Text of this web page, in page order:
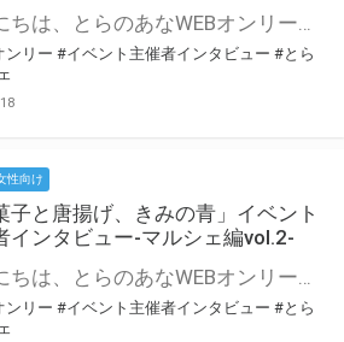
こんにちは、とらのあなWEBオンリー運営スタッフです。 新たにお届けする、イベント主催者インタビュー-マルシェ編-は、 とらのあなWEBオンリー「マルシェ」をご利用した主催様に 「マルシェ」を使って開催した感想や心がけをお聞きする企画です。 今回は、WEBオンリー初開催「つるみかるぱれーど
ンリー #イベント主催者インタビュー #とら
性向け
子と唐揚げ、きみの青」イベント
インタビュー-マルシェ編vol.2-
こんにちは、とらのあなWEBオンリー運営スタッフです。 新たにお届けする、イベント主催者インタビュー-マルシェ編-は、 とらのあなWEBオンリー「マルシェ」をご利用の主催様に 「マルシェ」を使ってイベントを開催した感想や心がけをお聞きする企画です。 今回は、WEBオンリー初開催「駄菓子と唐揚げ、きみの青」より、 主催のぎこ六屋様にお話を伺いました。 協力：ぎこ六屋様／イベント公式Twitter（@krkgwks） とらのあなWEBオンリー「マルシェ」とは？ WEBオンリーでリアルタイムでコミュニケーションがとれるオンライン会場です。
ンリー #イベント主催者インタビュー #とら